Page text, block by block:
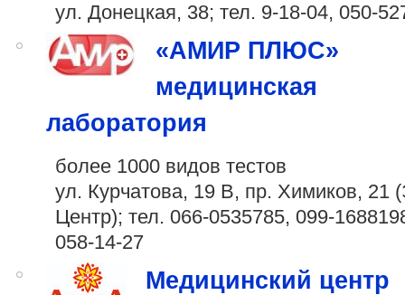
ул. Донецкая, 38; тел. 9-18-04, 050-
«АМИР ПЛЮС»
медицинская
лаборатория
более 1000 видов тестов
ул. Курчатова, 19 В, пр. Химиков, 21
Центр); тел. 066-0535785, 099-
058-14-27
Медицинский центр